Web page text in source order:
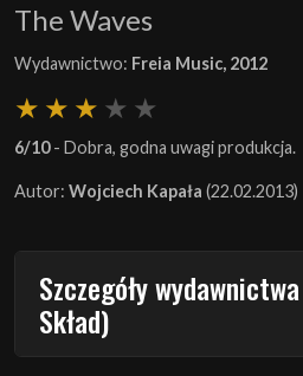
The Waves
Wydawnictwo: Freia Music, 2012
6/10- Dobra, godna uwagi produkcja.
Autor: Wojciech Kapała (22.02.2013)
Szczegóły
Skład)